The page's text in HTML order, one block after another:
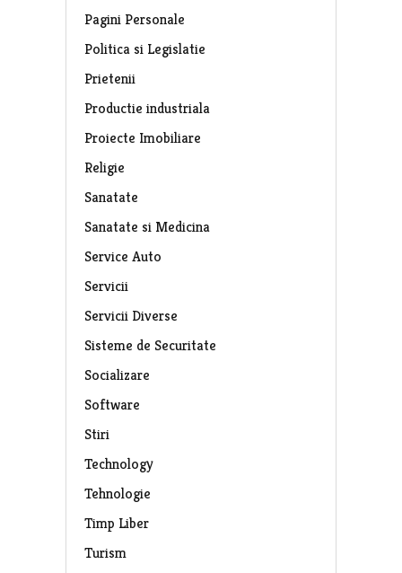
Pagini Personale
Politica si Legislatie
Prietenii
Productie industriala
Proiecte Imobiliare
Religie
Sanatate
Sanatate si Medicina
Service Auto
Servicii
Servicii Diverse
Sisteme de Securitate
Socializare
Software
Stiri
Technology
Tehnologie
Timp Liber
Turism